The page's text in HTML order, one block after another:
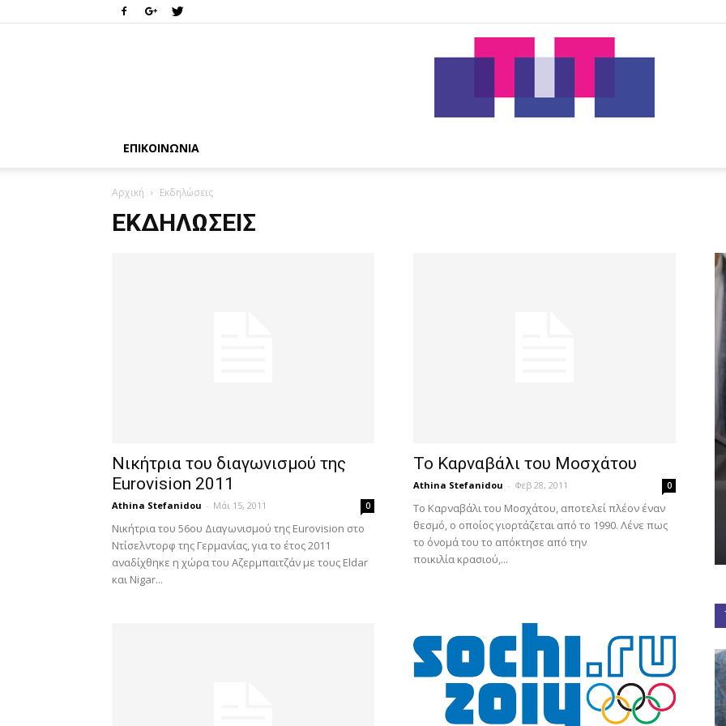
ΕΠΙΚΟΙΝΩΝΊΑ
Αρχική Εκδηλώσεις
ΕΚΔΗΛΏΣΕΙΣ
Νικήτρια του διαγωνισμού της
Eurovision 2011
Athina Stefanidou - Μάι 15, 2011 0
Νικήτρια του 56ου Διαγωνισμού της Eurovision στο
Ντίσελντορφ της Γερμανίας, για το έτος 2011
αναδίχθηκε η χώρα του Αζερμπαιτζάν με τους Eldar
και Nigar...
Το Καρναβάλι του Μοσχάτου
Athina Stefanidou - Φεβ 28, 2011 0
Το Καρναβάλι του Μοσχάτου, αποτελεί πλέον έναν
θεσμό, ο οποίος γιορτάζεται από το 1990. Λένε πως
το όνομά του το απόκτησε από την
ποικιλία κρασιού,...